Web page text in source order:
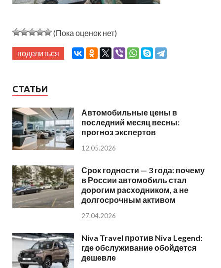
(Пока оценок нет)
поделиться
СТАТЬИ
Автомобильные цены в
последний месяц весны:
прогноз экспертов
12.05.2026
Срок годности — 3 года: почему
в России автомобиль стал
дорогим расходником, а не
долгосрочным активом
27.04.2026
Niva Travel против Niva Legend:
где обслуживание обойдется
дешевле